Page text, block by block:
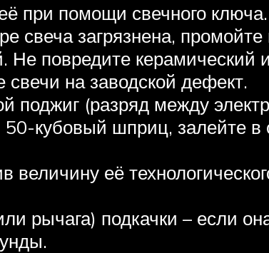
при помощи свечного ключа.
загрязнена, промойте
повредите керамический
на заводской дефект.
поджиг (разряд между
кубовый шприц, залейте в
величину её
рычага) подкачки – если